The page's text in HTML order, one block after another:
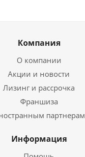
Компания
О компании
Акции и новости
Лизинг и рассрочка
Франшиза
партнерам
Информация